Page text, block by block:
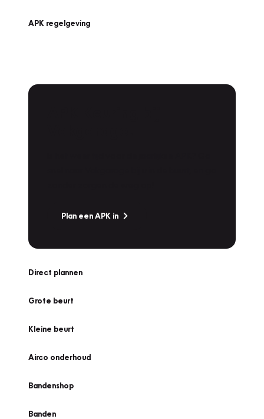
APK regelgeving
Plan een APK in
Direct plannen
Grote beurt
Kleine beurt
Airco onderhoud
Bandenshop
Banden